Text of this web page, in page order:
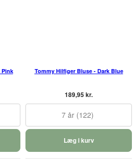
Tommy Hilfiger Bluse - Dark Blue
189,95 kr.
7 år (122)
Læg i kurv